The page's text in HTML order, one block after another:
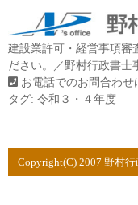
建設業許可・経営事項審
ださい。／野村行政書士
お電話でのお問合わせ
タグ: 令和３・４年度
Copyright(C) 2007 野村